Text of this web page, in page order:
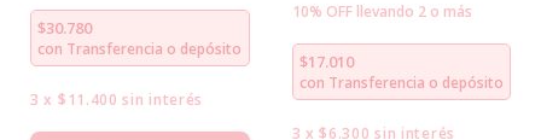
$30.780
con Transferencia o depósito
3 x $11.400 sin interés
10% OFF llevando 2 o más
$17.010
con Transferencia o depósito
3 x$6.300 sin interés